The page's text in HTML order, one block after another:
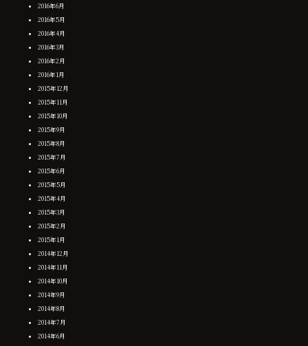
2016年6月
2016年5月
2016年4月
2016年3月
2016年2月
2016年1月
2015年12月
2015年11月
2015年10月
2015年9月
2015年8月
2015年7月
2015年6月
2015年5月
2015年4月
2015年3月
2015年2月
2015年1月
2014年12月
2014年11月
2014年10月
2014年9月
2014年8月
2014年7月
2014年6月